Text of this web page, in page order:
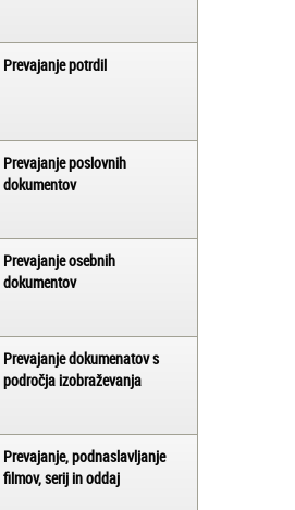
Prevajanje potrdil
Prevajanje poslovnih
dokumentov
Prevajanje osebnih
dokumentov
Prevajanje dokumenatov s
področja izobraževanja
Prevajanje, podnaslavljanje
filmov, serij in oddaj